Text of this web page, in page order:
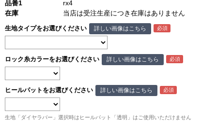
品番1
rx4
在庫
当店は受注生産につき在庫はありません
生地タイプをお選びください 詳しい画像はこちら
ロック糸カラーをお選びください 詳しい画像はこちら
ヒールパットをお選びください 詳しい画像はこちら
生地「ダイヤラバー」選択時はヒールパット「透明」はご使用いただけません